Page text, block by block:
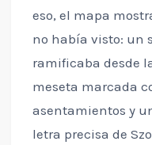
eso, el mapa
no había visto: un
ramificaba desde
meseta marcada
asentamientos y
letra precisa de